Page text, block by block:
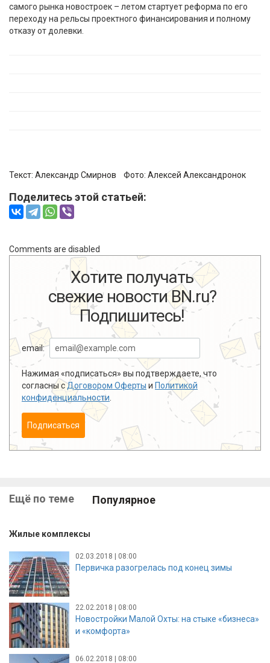
самого рынка новостроек – летом стартует реформа по его
переходу на рельсы проектного финансирования и полному
отказу от долевки.
Текст: Александр Смирнов Фото: Алексей Александронок
Поделитесь этой статьей:
Comments are disabled
Хотите получать
свежие новости BN.ru?
Подпишитесь!
email:
Нажимая «подписаться» вы подтверждаете, что
согласны сДоговором Оферты и Политикой
конфиденциальности
Подписаться
Ещё по теме Популярное
Жилые комплексы
02.03.2018 | 08:00
Первичка разогрелась под конец зимы
22.02.2018 | 08:00
Новостройки Малой Охты: на стыке «бизнеса»
и «комфорта»
06.02.2018 | 08:00